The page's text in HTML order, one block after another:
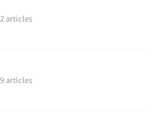
articles
articles